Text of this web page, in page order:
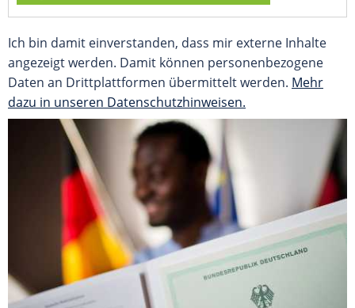
Ich bin damit einverstanden, dass mir externe Inhalte
angezeigt werden. Damit können personenbezogene
Daten an Drittplattformen übermittelt werden. Mehr
dazu in unseren Datenschutzhinweisen.